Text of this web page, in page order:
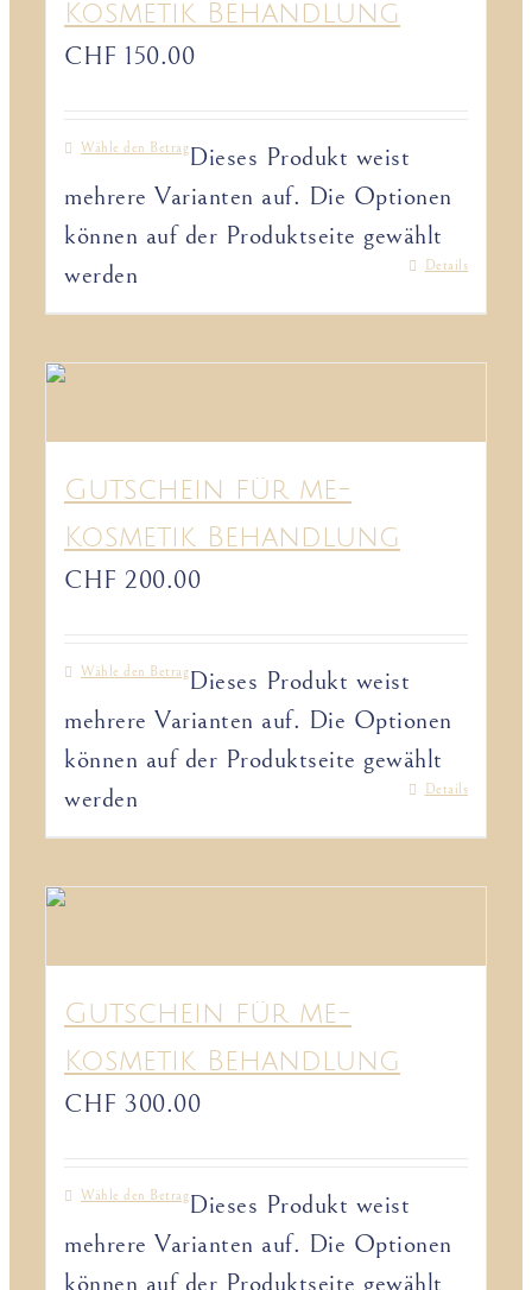
Kosmetik Behandlung
CHF 150.00
Wähle den BetragDieses Produkt weist
mehrere Varianten auf. Die Optionen
können auf der Produktseite gewählt
werden
Details
Gutschein für me-
Kosmetik Behandlung
CHF 200.00
Wähle den BetragDieses Produkt weist
mehrere Varianten auf. Die Optionen
können auf der Produktseite gewählt
werden
Details
Gutschein für me-
Kosmetik Behandlung
CHF 300.00
Wähle den BetragDieses Produkt weist
mehrere Varianten auf. Die Optionen
können auf der Produktseite gewählt